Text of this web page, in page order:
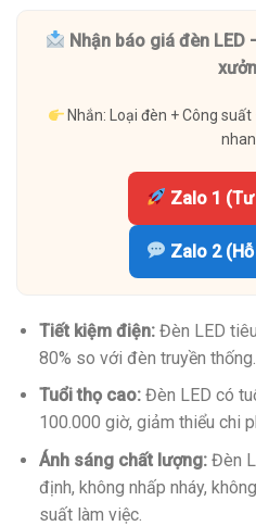
Nhận báo giá đèn LED
Nhắn: Loại đèn + Công
Zalo 1
Zalo 2
Tiết kiệm điện:Đèn LED
80% so với đèn truyền thống.
Tuổi thọ cao:Đèn LED có
100.000 giờ, giảm thiểu chi
Ánh sáng chất lượng:Đèn
định, không nhấp nháy,
suất làm việc.